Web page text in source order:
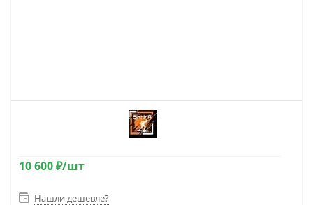
10 600₽/шт
Нашли дешевле?